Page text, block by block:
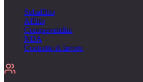
Subaffitto
Affitto
Compravendita
NDA
Contratto di lavoro